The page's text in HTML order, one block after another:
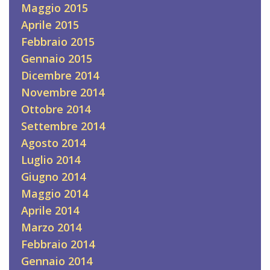
Maggio 2015
Aprile 2015
Febbraio 2015
Gennaio 2015
Dicembre 2014
Novembre 2014
Ottobre 2014
Settembre 2014
Agosto 2014
Luglio 2014
Giugno 2014
Maggio 2014
Aprile 2014
Marzo 2014
Febbraio 2014
Gennaio 2014